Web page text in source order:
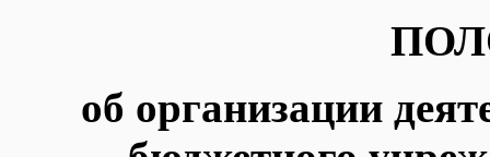
об организации